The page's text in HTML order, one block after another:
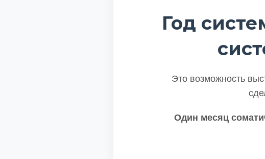
Год
Это возможность
Один месяц